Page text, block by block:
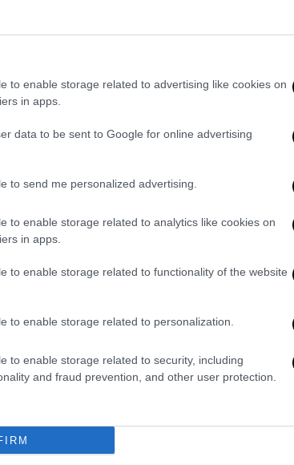
to enable storage related to advertising like cookies on
in apps.
data to be sent to Google for online advertising
to send me personalized advertising.
to enable storage related to analytics like cookies on
in apps.
to enable storage related to functionality of the website
to enable storage related to personalization.
to enable storage related to security, including
and fraud prevention, and other user protection.
οι μάχες των ελληνικών
σε Europa και Conference:
- Ολυμπιακός, ΠΑΟΚ -
Σπλιτ, Ντιναμό Κιέβου -
μέτωπο για τις ελληνικές
|17.08.2023 13:19
ελληνική μάχη σε Europa
Conference: Για την πρόκριση
Άρης
να κλείσουν οι τρεις
του ελληνικού